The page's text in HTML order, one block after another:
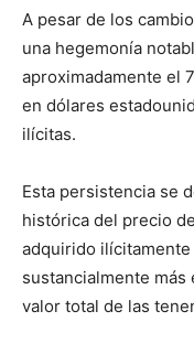
A pesar de los
una hegemonía
aproximadamente el
en dólares
ilícitas.
Esta persistencia se
histórica del precio
adquirido ilícitamente
sustancialmente
valor total de las